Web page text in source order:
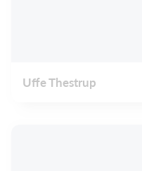
Uffe Thestrup